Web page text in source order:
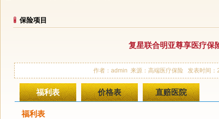
保险项目
复星联合明亚尊享医疗保
作者：admin 来源：高端医疗保险 发表时间
福利表 价格表 直赔医院
福利表